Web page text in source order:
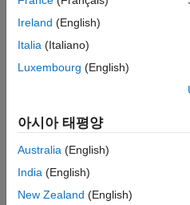
Ireland (English)
Italia (Italiano)
Luxembourg (English)
아시아 태평양
Australia (English)
India (English)
New Zealand (English)